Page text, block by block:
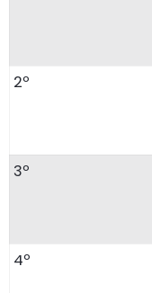
2º
3º
4º